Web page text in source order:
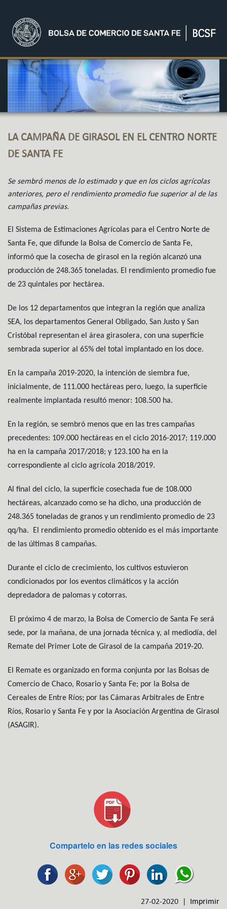
LA CAMPAÑA DE GIRASOL EN EL CENTRO NORTE
DE SANTA FE
Se sembró menos de lo estimado y que en los ciclos agrícolas
anteriores, pero el rendimiento promedio fue superior al de las
campañas previas.
El Sistema de Estimaciones Agrícolas para el Centro Norte de
Santa Fe, que difunde la Bolsa de Comercio de Santa Fe,
informó que la cosecha de girasol en la región alcanzó una
producción de 248.365 toneladas. El rendimiento promedio fue
de 23 quintales por hectárea.
De los 12 departamentos que integran la región que analiza
SEA, los departamentos General Obligado, San Justo y San
Cristóbal representan el área girasolera, con una superficie
sembrada superior al 65% del total implantado en los doce.
En la campaña 2019-2020, la intención de siembra fue,
inicialmente, de 111.000 hectáreas pero, luego, la superficie
realmente implantada resultó menor: 108.500 ha.
En la región, se sembró menos que en las tres campañas
precedentes: 109.000 hectáreas en el ciclo 2016-2017; 119.000
ha en la campaña 2017/2018; y 123.100 ha en la
correspondiente al ciclo agrícola 2018/2019.
Al final del ciclo, la superficie cosechada fue de 108.000
hectáreas, alcanzado como se ha dicho, una producción de
248.365 toneladas de granos y un rendimiento promedio de 23
qq/ha. El rendimiento promedio obtenido es el más importante
de las últimas 8 campañas.
Durante el ciclo de crecimiento, los cultivos estuvieron
condicionados por los eventos climáticos y la acción
depredadora de palomas y cotorras.
El próximo 4 de marzo, la Bolsa de Comercio de Santa Fe será
sede, por la mañana, de una jornada técnica y, al mediodía, del
Remate del Primer Lote de Girasol de la campaña 2019-20.
El Remate es organizado en forma conjunta por las Bolsas de
Comercio de Chaco, Rosario y Santa Fe; por la Bolsa de
Cereales de Entre Ríos; por las Cámaras Arbitrales de Entre
Ríos, Rosario y Santa Fe y por la Asociación Argentina de Girasol
(ASAGIR).
Compartelo en las redes sociales
27-02-2020 | Imprimir